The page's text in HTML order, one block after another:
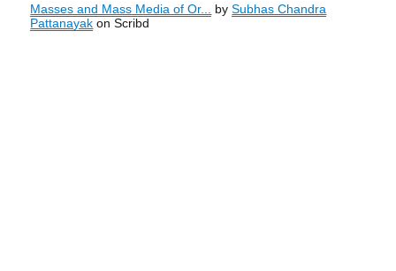
Masses and Mass Media of Or... bySubhas Chandra
Pattanayak on Scribd